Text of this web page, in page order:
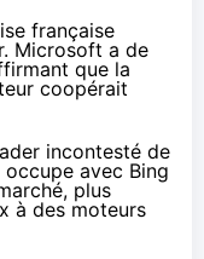
française
Microsoft a de
que la
coopérait
incontesté de
avec Bing
plus
à des moteurs